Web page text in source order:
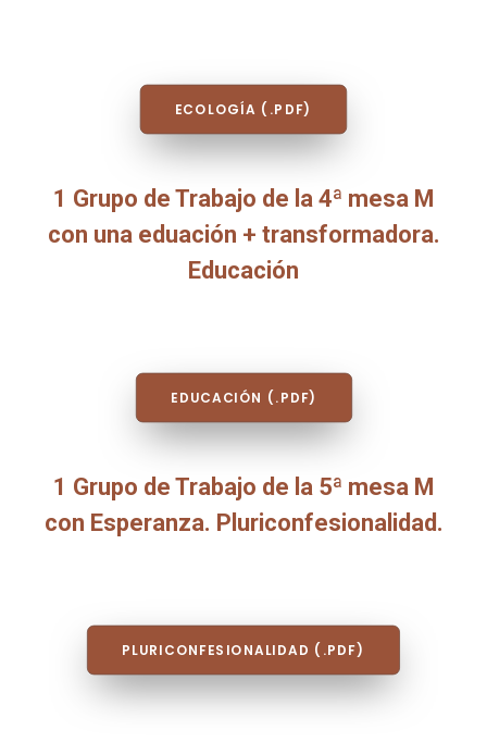
ECOLOGÍA (.PDF)
1 Grupo de Trabajo de la 4ª mesa M
con una eduación + transformadora.
Educación
EDUCACIÓN (.PDF)
1 Grupo de Trabajo de la 5ª mesa M
con Esperanza. Pluriconfesionalidad.
PLURICONFESIONALIDAD (.PDF)